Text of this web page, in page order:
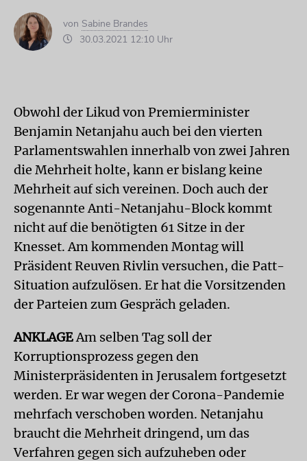
von Sabine Brandes
30.03.2021 12:10 Uhr
Obwohl der Likud von Premierminister
Benjamin Netanjahu auch bei den vierten
Parlamentswahlen innerhalb von zwei Jahren
die Mehrheit holte, kann er bislang keine
Mehrheit auf sich vereinen. Doch auch der
sogenannte Anti-Netanjahu-Block kommt
nicht auf die benötigten 61 Sitze in der
Knesset. Am kommenden Montag will
Präsident Reuven Rivlin versuchen, die Patt-
Situation aufzulösen. Er hat die Vorsitzenden
der Parteien zum Gespräch geladen.
ANKLAGEAm selben Tag soll der
Korruptionsprozess gegen den
Ministerpräsidenten in Jerusalem fortgesetzt
werden. Er war wegen der Corona-Pandemie
mehrfach verschoben worden. Netanjahu
braucht die Mehrheit dringend, um das
Verfahren gegen sich aufzuheben oder